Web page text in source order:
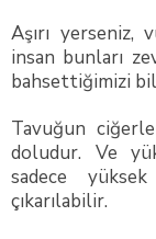
Aşırı yerseniz,
insan bunları
bahsettiğimizi
Tavuğun
doludur. Ve
sadece
çıkarılabilir.